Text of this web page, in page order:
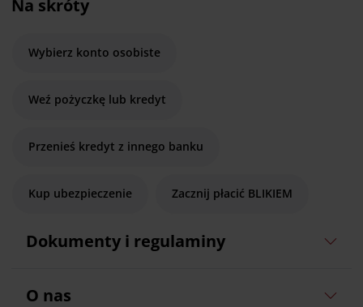
Na skróty
Wybierz konto osobiste
Weź pożyczkę lub kredyt
Przenieś kredyt z innego banku
Kup ubezpieczenie Zacznij płacić BLIKIEM
Dokumenty i regulaminy
O nas